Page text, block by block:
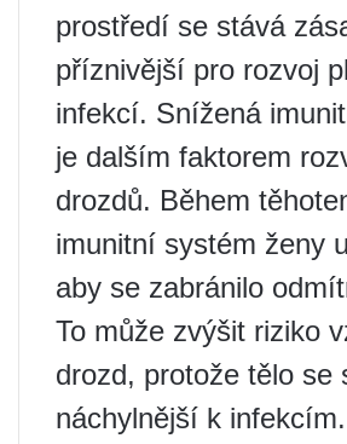
prostředí se stává
příznivější pro rozvoj
infekcí. Snížená
je dalším faktorem
drozdů. Během
imunitní systém ženy
aby se zabránilo
To může zvýšit riziko
drozd, protože tělo se
náchylnější k